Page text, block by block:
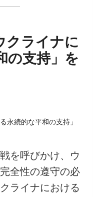
クライナに
の支持」を
を呼びかけ、ウ
全性の遵守の必
ライナにおける